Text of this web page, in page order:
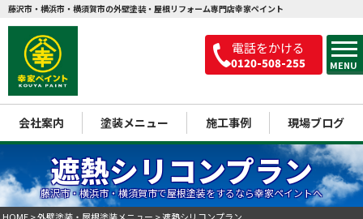
電話をかける
0120-508-255 MENU
藤沢市・横浜市・横須賀市の外壁塗装・屋根リフォーム専門店幸家ペイント
会社案内 塗装メニュー 施工事例 現場ブログ
遮熱シリコンプラン
藤沢市・横浜市・横須賀市で屋根塗装をするなら幸家ペイントへ
HOME>外壁塗装・屋根塗装メニュー >遮熱シリコンプラン